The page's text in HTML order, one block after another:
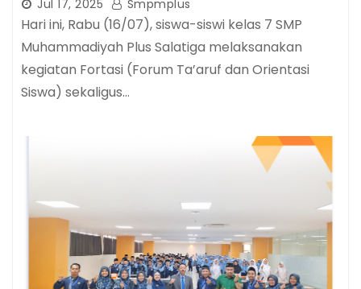
Jul 17, 2025 Smpmplus
Hari ini, Rabu (16/07), siswa-siswi kelas 7 SMP
Muhammadiyah Plus Salatiga melaksanakan
kegiatan Fortasi (Forum Ta’aruf dan Orientasi
Siswa) sekaligus…